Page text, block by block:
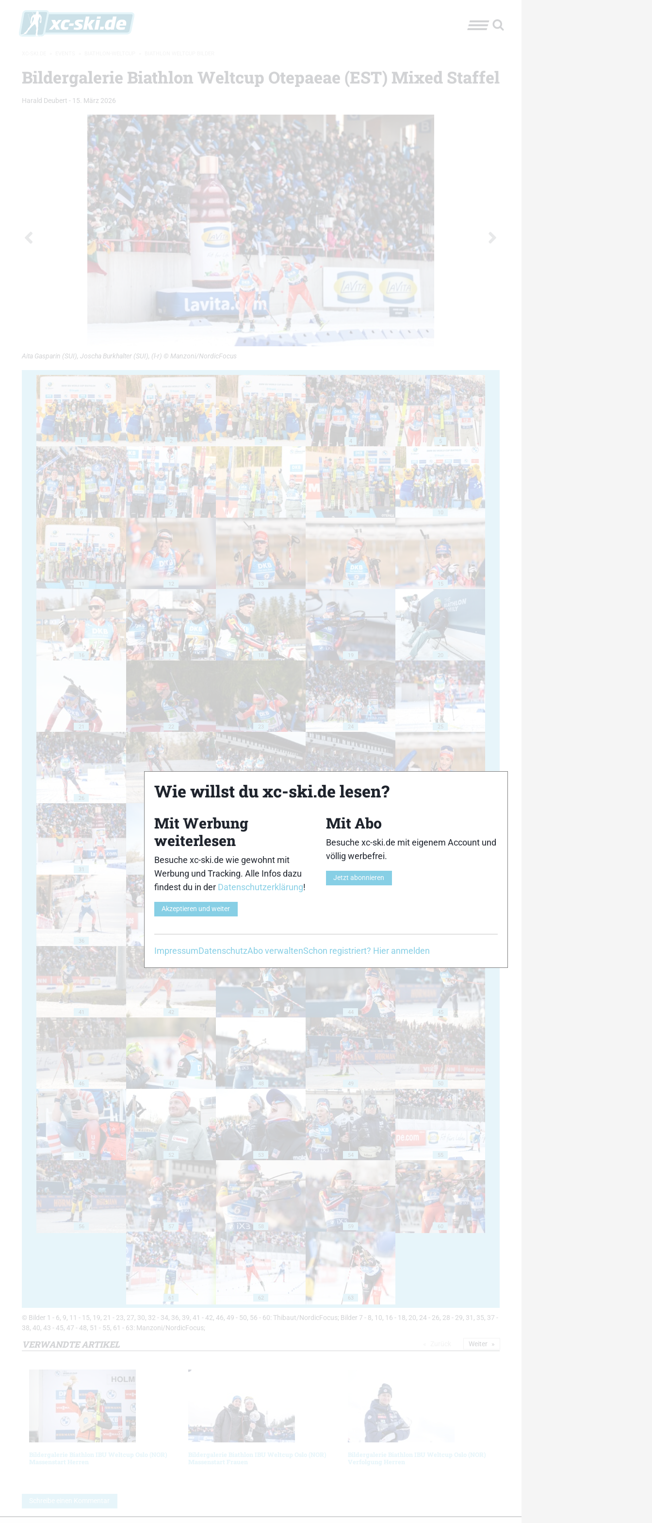
Bildergalerie Biathlon Weltcup Otepaeae (EST) Mixed Staffel
Harald Deubert - 15. März 2026
Aita Gasparin (SUI), Joscha Burkhalter (SUI), (l-r) © Manzoni/NordicFocus
1 2 3 4 5
6 7 8 9 10
11 12 13 14 15
16 17 18 19 20
21 22 23 24 25
26 27 28 29
31 32 33 34
36
41 42 43 44 45
46 47 48 49 50
51 52 53 54 55
56 57 58 59 60
61 62 63
© Bilder 1 - 6, 9, 11 - 15, 19, 21 - 23, 27, 30, 32 - 34, 36, 39, 41 - 42, 46, 49 - 50, 56 - 60: Thibaut/NordicFocus; Bilder 7 - 8, 10, 16 - 18, 20, 24 - 26, 28 - 29, 31, 35, 37 -
38, 40, 43 - 45, 47 - 48, 51 - 55, 61 - 63: Manzoni/NordicFocus;
VERWANDTE ARTIKEL
Bildergalerie Biathlon IBU Weltcup Oslo (NOR)
Massenstart Herren
Bildergalerie Biathlon IBU Weltcup Oslo (NOR)
Massenstart Frauen
Bildergalerie Biathlon IBU Weltcup Oslo (NOR)
Verfolgung Herren
Weiter
Schreibe einen Kommentar
Wie willst du xc-ski.de lesen?
Mit Werbung
weiterlesen
Besuche xc-ski.de wie gewohnt mit
Werbung und Tracking. Alle Infos dazu
findest du in der Datenschutzerklärung!
Akzeptieren und weiter
Mit Abo
Besuche xc-ski.de mit eigenem Account und
völlig werbefrei.
Jetzt abonnieren
ImpressumDatenschutzAbo verwaltenSchon registriert? Hier anmelden